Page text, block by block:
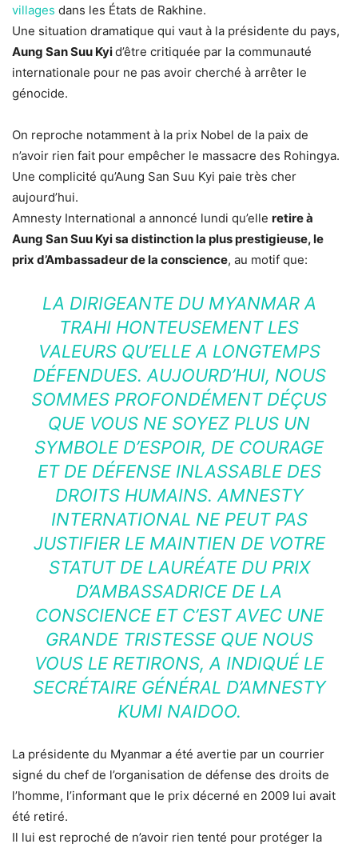
villages dans les États de Rakhine.
Une situation dramatique qui vaut à la présidente du pays,
Aung San Suu Kyid’être critiquée par la communauté
internationale pour ne pas avoir cherché à arrêter le
génocide.
On reproche notamment à la prix Nobel de la paix de
n’avoir rien fait pour empêcher le massacre des Rohingya.
Une complicité qu’Aung San Suu Kyi paie très cher
aujourd’hui.
Amnesty International a annoncé lundi qu’elle retire à
Aung San Suu Kyi sa distinction la plus prestigieuse, le
prix d’Ambassadeur de la conscience, au motif que:
LA DIRIGEANTE DU MYANMAR A
TRAHI HONTEUSEMENT LES
VALEURS QU’ELLE A LONGTEMPS
DÉFENDUES. AUJOURD’HUI, NOUS
SOMMES PROFONDÉMENT DÉÇUS
QUE VOUS NE SOYEZ PLUS UN
SYMBOLE D’ESPOIR, DE COURAGE
ET DE DÉFENSE INLASSABLE DES
DROITS HUMAINS. AMNESTY
INTERNATIONAL NE PEUT PAS
JUSTIFIER LE MAINTIEN DE VOTRE
STATUT DE LAURÉATE DU PRIX
D’AMBASSADRICE DE LA
CONSCIENCE ET C’EST AVEC UNE
GRANDE TRISTESSE QUE NOUS
VOUS LE RETIRONS, A INDIQUÉ LE
SECRÉTAIRE GÉNÉRAL D’AMNESTY
KUMI NAIDOO.
La présidente du Myanmar a été avertie par un courrier
signé du chef de l’organisation de défense des droits de
l’homme, l’informant que le prix décerné en 2009 lui avait
été retiré.
Il lui est reproché de n’avoir rien tenté pour protéger la